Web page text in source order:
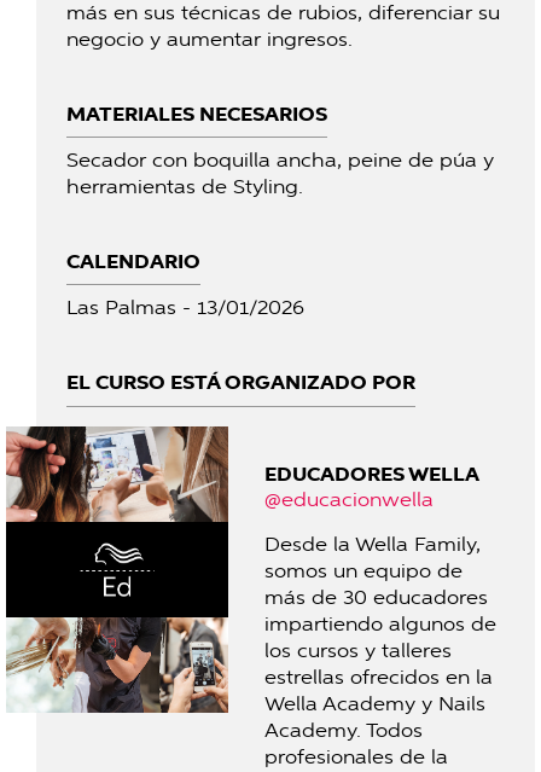
más en sus técnicas de rubios, diferenciar su
negocio y aumentar ingresos.
MATERIALES NECESARIOS
Secador con boquilla ancha, peine de púa y
herramientas de Styling.
CALENDARIO
Las Palmas - 13/01/2026
EL CURSO ESTÁ ORGANIZADO POR
EDUCADORES WELLA
@educacionwella
Desde la Wella Family,
somos un equipo de
más de 30 educadores
impartiendo algunos de
los cursos y talleres
estrellas ofrecidos en la
Wella Academy y Nails
Academy. Todos
profesionales de la